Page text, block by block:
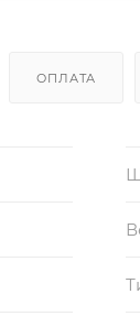
ОПЛАТА